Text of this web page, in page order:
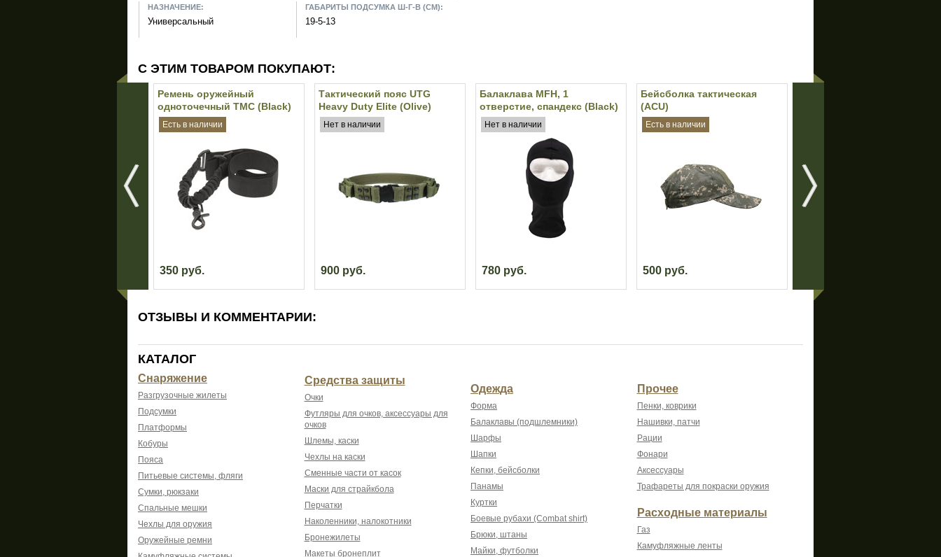
НАЗНАЧЕНИЕ:
Универсальный
ГАБАРИТЫ ПОДСУМКА Ш-Г-В (СМ):
19-5-13
С ЭТИМ ТОВАРОМ ПОКУПАЮТ:
Ремень оружейный
одноточечный TMC (Black)
Есть в наличии
350 руб.
Тактический пояс UTG
Heavy Duty Elite (Olive)
Нет в наличии
900 руб.
Балаклава MFH, 1
отверстие, спандекс (Black)
Нет в наличии
780 руб.
Бейсболка тактическая
(ACU)
Есть в наличии
500 руб.
ОТЗЫВЫ И КОММЕНТАРИИ:
КАТАЛОГ
Снаряжение
Разгрузочные жилеты
Подсумки
Платформы
Кобуры
Пояса
Питьевые системы, фляги
Сумки, рюкзаки
Спальные мешки
Чехлы для оружия
Оружейные ремни
Средства защиты
Очки
Футляры для очков, аксессуары для
очков
Шлемы, каски
Чехлы на каски
Сменные части от касок
Маски для страйкбола
Перчатки
Наколенники, налокотники
Бронежилеты
Макеты бронеплит
Одежда
Форма
Балаклавы (подшлемники)
Шарфы
Шапки
Кепки, бейсболки
Панамы
Куртки
Боевые рубахи (Combat shirt)
Брюки, штаны
Майки, футболки
Прочее
Пенки, коврики
Нашивки, патчи
Рации
Фонари
Аксессуары
Трафареты для покраски оружия
Расходные материалы
Газ
Камуфляжные ленты